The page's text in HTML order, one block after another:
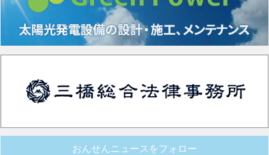
おんせんニュースをフォロー